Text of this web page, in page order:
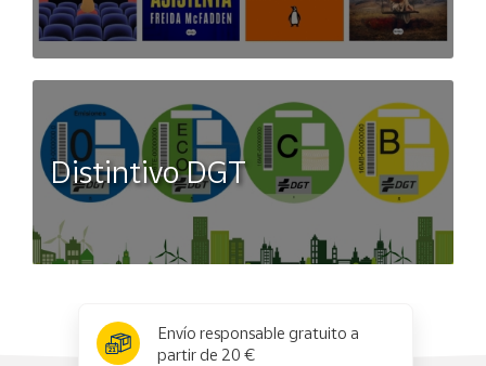
Distintivo DGT
Envío responsable gratuito a
partir de 20 €